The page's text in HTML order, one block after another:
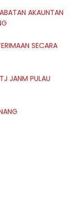
AKAUNTAN
SECARA
JANM PULAU